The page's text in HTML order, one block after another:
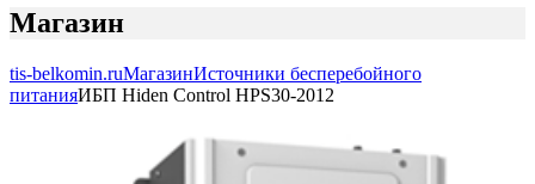
Магазин
tis-belkomin.ruМагазинИсточники бесперебойного
питанияИБП Hiden Control HPS30-2012